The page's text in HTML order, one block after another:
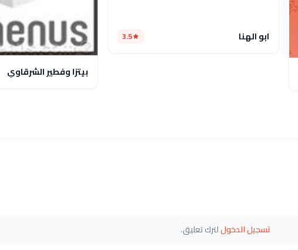
ابو الهنا 3.5
بيتزا وفطير الشرقاوي
تسجيل الدخوللترك تعليق.